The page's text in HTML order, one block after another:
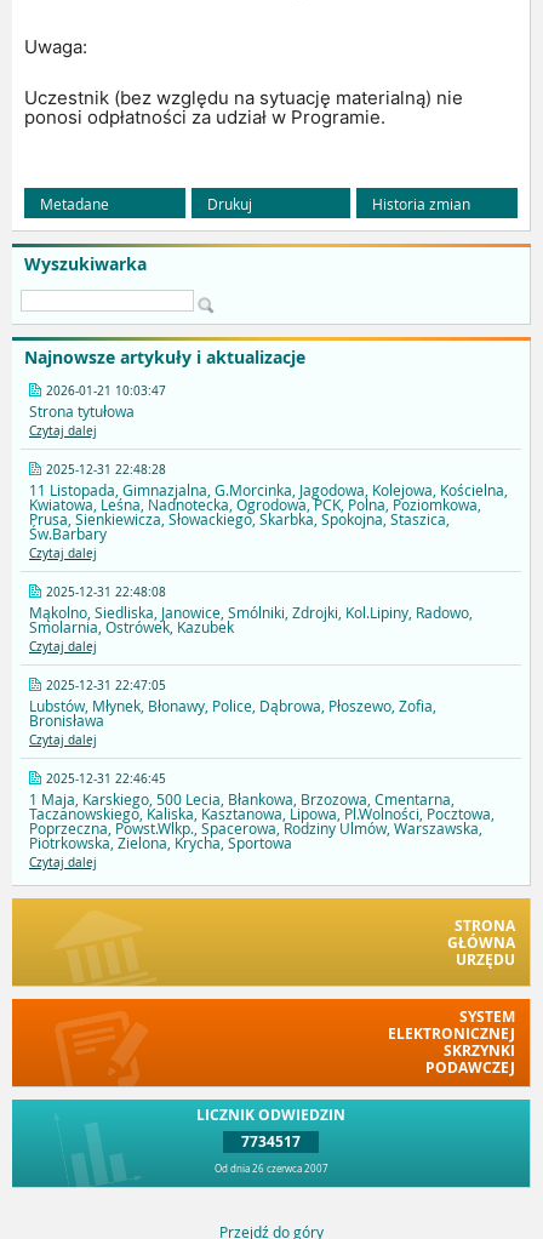
Wyszukiwarka
Najnowsze artykuły i aktualizacje
2026-01-21 10:03:47
Strona tytułowa
Czytaj dalej
2025-12-31 22:48:28
11 Listopada, Gimnazjalna, G.Morcinka, Jagodowa, Kolejowa, Kościelna,
Kwiatowa, Leśna, Nadnotecka, Ogrodowa, PCK, Polna, Poziomkowa,
Prusa, Sienkiewicza, Słowackiego, Skarbka, Spokojna, Staszica,
Św.Barbary
Czytaj dalej
2025-12-31 22:48:08
Mąkolno, Siedliska, Janowice, Smólniki, Zdrojki, Kol.Lipiny, Radowo,
Smolarnia, Ostrówek, Kazubek
Czytaj dalej
2025-12-31 22:47:05
Lubstów, Młynek, Błonawy, Police, Dąbrowa, Płoszewo, Zofia,
Bronisława
Czytaj dalej
2025-12-31 22:46:45
1 Maja, Karskiego, 500 Lecia, Błankowa, Brzozowa, Cmentarna,
Taczanowskiego, Kaliska, Kasztanowa, Lipowa, Pl.Wolności, Pocztowa,
Poprzeczna, Powst.Wlkp., Spacerowa, Rodziny Ulmów, Warszawska,
Piotrkowska, Zielona, Krycha, Sportowa
Czytaj dalej
STRONA
GŁÓWNA
URZĘDU
SYSTEM
ELEKTRONICZNEJ
SKRZYNKI
PODAWCZEJ
LICZNIK ODWIEDZIN
7734517
Od dnia 26 czerwca 2007
Uwaga:
Uczestnik (bez względu na sytuację materialną) nie
ponosi odpłatności za udział w Programie.
Metadane Drukuj Historia zmian
Przejdź do góry